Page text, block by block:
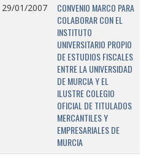
29/01/2007
CONVENIO MARCO PARA
COLABORAR CON EL
INSTITUTO
UNIVERSITARIO PROPIO
DE ESTUDIOS FISCALES
ENTRE LA UNIVERSIDAD
DE MURCIA Y EL
ILUSTRE COLEGIO
OFICIAL DE TITULADOS
MERCANTILES Y
EMPRESARIALES DE
MURCIA